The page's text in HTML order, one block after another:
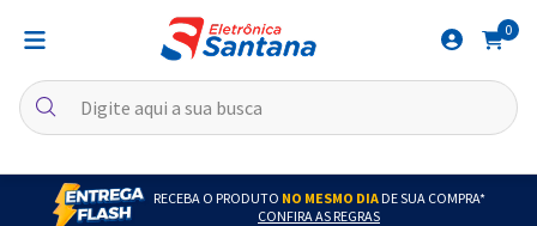
0
RECEBA O PRODUTO NO MESMO DIADE SUA COMPRA*
CONFIRA AS REGRAS